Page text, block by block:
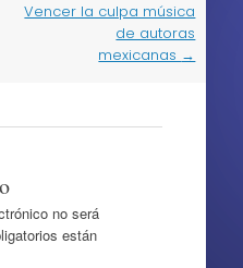
Vencer la culpa música
de autoras
mexicanas →
no será
están